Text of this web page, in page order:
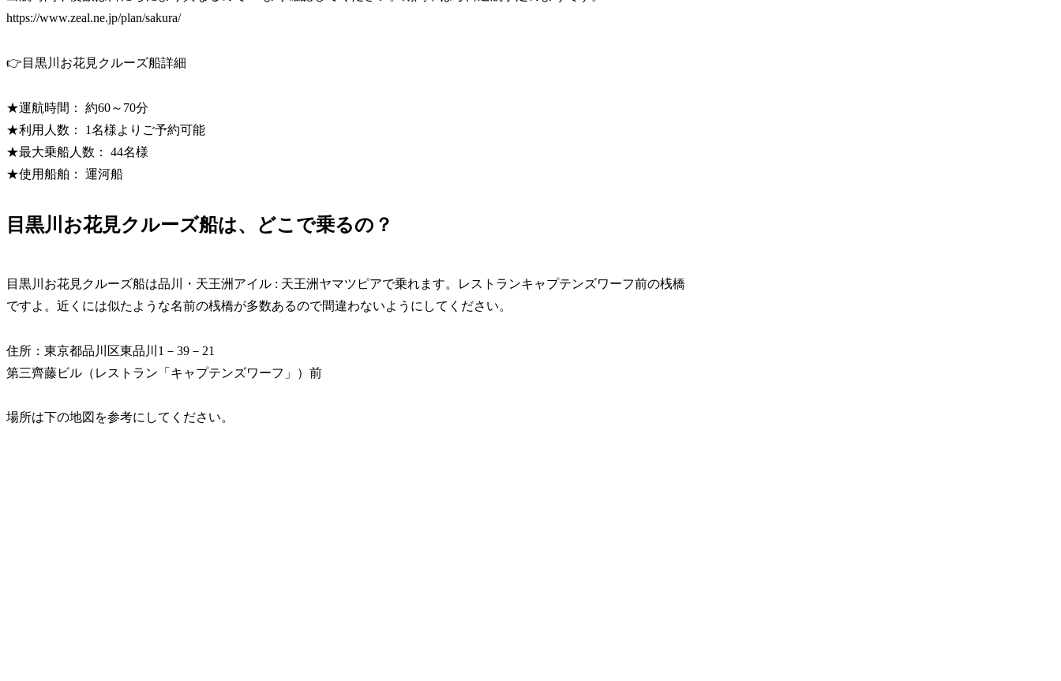
https://www.zeal.ne.jp/plan/sakura/
👉目黒川お花見クルーズ船詳細
★運航時間： 約60～70分
★利用人数： 1名様よりご予約可能
★最大乗船人数： 44名様
★使用船舶： 運河船
目黒川お花見クルーズ船は、どこで乗るの？
目黒川お花見クルーズ船は品川・天王洲アイル : 天王洲ヤマツピアで乗れます。レストランキャプテンズワーフ前の桟橋
ですよ。近くには似たような名前の桟橋が多数あるので間違わないようにしてください。
住所：東京都品川区東品川1－39－21
第三齊藤ビル（レストラン「キャプテンズワーフ」）前
場所は下の地図を参考にしてください。